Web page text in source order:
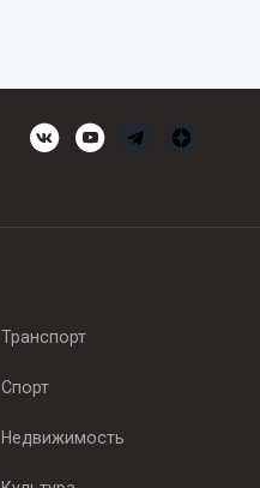
Транспорт
Спорт
Недвижимость